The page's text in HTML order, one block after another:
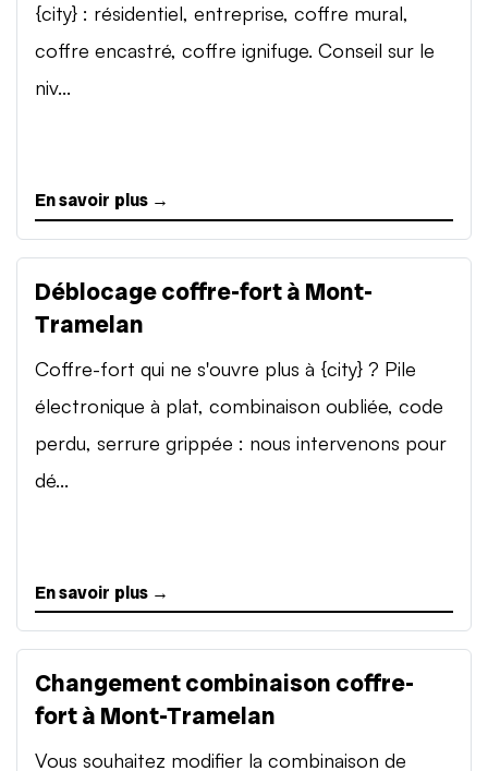
{city} : résidentiel, entreprise, coffre mural,
coffre encastré, coffre ignifuge. Conseil sur le
niv...
En savoir plus →
Déblocage coffre-fort à Mont-
Tramelan
Coffre-fort qui ne s'ouvre plus à {city} ? Pile
électronique à plat, combinaison oubliée, code
perdu, serrure grippée : nous intervenons pour
dé...
En savoir plus →
Changement combinaison coffre-
fort à Mont-Tramelan
Vous souhaitez modifier la combinaison de